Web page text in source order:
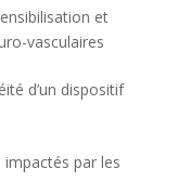
et
vasculaires
d’un dispositif
impactés par les